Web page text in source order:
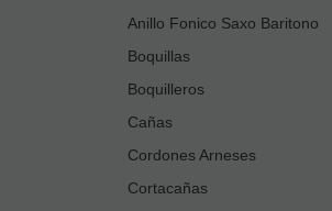
Anillo Fonico Saxo Baritono
Boquillas
Boquilleros
Cañas
Cordones Arneses
Cortacañas